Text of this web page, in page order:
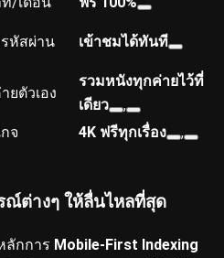
หัสผ่าน เข้าชมได้ทันที
ยตัวเอง
รวมหนังทุกค่ายไว้ที่
เดียว
,
จ 4K ฟรีทุกเรื่อง ,
ณ์ต่างๆ ให้ลื่นไหลที่สุด
ลักการ Mobile-First Indexing